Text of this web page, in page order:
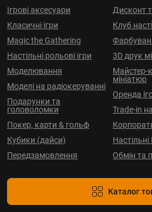
Ігрові аксесуари
Класичні ігри
Magic the Gathering
Настільні рольові ігри
Моделювання
Моделі на радіокеруванні
Подарунки та
головоломки
Покер, карти & гольф
Кубики (дайси)
Передзамовлення
Дисконт
Клуб
3D друк
Майстер-
мініатюр
Оренда
Trade-in
Обмін та
Каталог